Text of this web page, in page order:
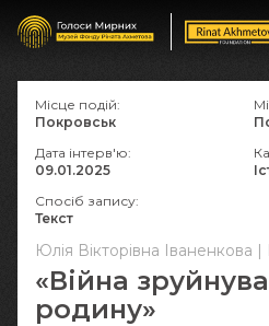
Юлія Вікторівна Іваненкова
«Війна
родину»
Місце подій:
Покровськ
Дата інтерв'ю:
09.01.2025
Спосіб запису:
Текст